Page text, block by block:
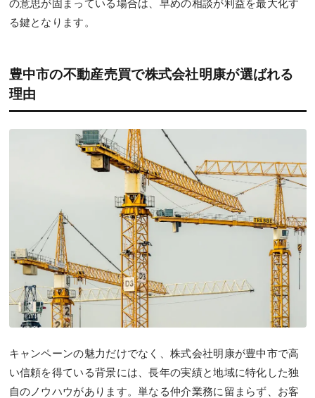
の意思が固まっている場合は、早めの相談が利益を最大化す
る鍵となります。
豊中市の不動産売買で株式会社明康が選ばれる
理由
キャンペーンの魅力だけでなく、株式会社明康が豊中市で高
い信頼を得ている背景には、長年の実績と地域に特化した独
自のノウハウがあります。単なる仲介業務に留まらず、お客